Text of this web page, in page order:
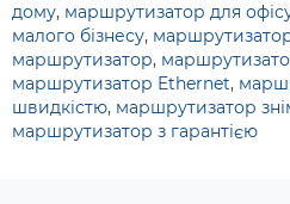
дому, маршрутизатор для
малого бізнесу,
маршрутизатор,
маршрутизатор Ethernet,
швидкістю, маршрутизатор
маршрутизатор з гарантією